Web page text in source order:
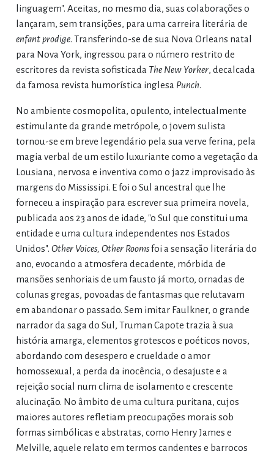
linguagem". Aceitas, no mesmo dia, suas colaborações o
lançaram, sem transições, para uma carreira literária de
enfant prodige. Transferindo-se de sua Nova Orleans natal
para Nova York, ingressou para o número restrito de
escritores da revista sofisticada The New Yorker, decalcada
da famosa revista humorística inglesa Punch.
No ambiente cosmopolita, opulento, intelectualmente
estimulante da grande metrópole, o jovem sulista
tornou-se em breve legendário pela sua verve ferina, pela
magia verbal de um estilo luxuriante como a vegetação da
Lousiana, nervosa e inventiva como o jazz improvisado às
margens do Mississipi. E foi o Sul ancestral que lhe
forneceu a inspiração para escrever sua primeira novela,
publicada aos 23 anos de idade, "o Sul que constitui uma
entidade e uma cultura independentes nos Estados
Unidos". Other Voices, Other Roomsfoi a sensação literária do
ano, evocando a atmosfera decadente, mórbida de
mansões senhoriais de um fausto já morto, ornadas de
colunas gregas, povoadas de fantasmas que relutavam
em abandonar o passado. Sem imitar Faulkner, o grande
narrador da saga do Sul, Truman Capote trazia à sua
história amarga, elementos grotescos e poéticos novos,
abordando com desespero e crueldade o amor
homossexual, a perda da inocência, o desajuste e a
rejeição social num clima de isolamento e crescente
alucinação. No âmbito de uma cultura puritana, cujos
maiores autores refletiam preocupações morais sob
formas simbólicas e abstratas, como Henry James e
Melville, aquele relato em termos candentes e barrocos